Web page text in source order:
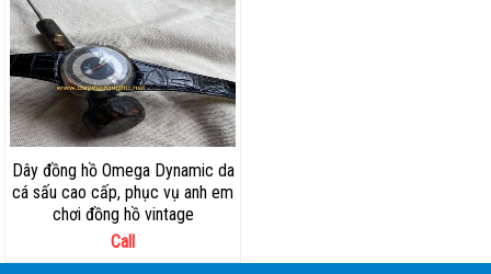
Dây đồng hồ Omega Dynamic da
cá sấu cao cấp, phục vụ anh em
chơi đồng hồ vintage
Call